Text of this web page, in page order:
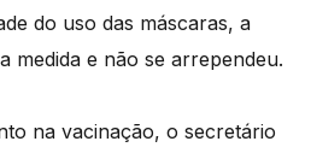
do uso das máscaras, a
medida e não se arrependeu.
na vacinação, o secretário